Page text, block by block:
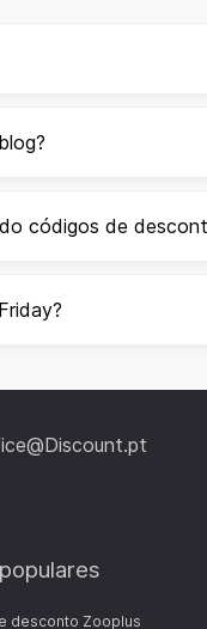
códigos de
desconto Zooplus